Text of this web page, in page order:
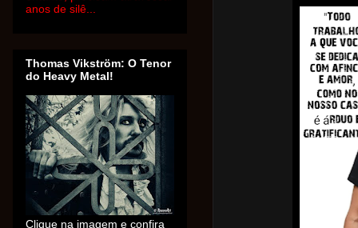
anos de silê...
Thomas Vikström: O Tenor
do Heavy Metal!
Clique na imagem e confira